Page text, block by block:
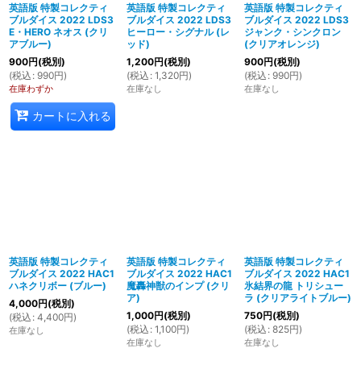
英語版 特製コレクティ
ブルダイス 2022 LDS3
E・HERO ネオス (クリ
アブルー)
900円(税別)
(税込 : 990円)
在庫わずか
カートに入れる
英語版 特製コレクティ
ブルダイス 2022 LDS3
ヒーロー・シグナル (レ
ッド)
1,200円(税別)
(税込 : 1,320円)
在庫なし
英語版 特製コレクティ
ブルダイス 2022 LDS3
ジャンク・シンクロン
(クリアオレンジ)
900円(税別)
(税込 : 990円)
在庫なし
英語版 特製コレクティ
ブルダイス 2022 HAC1
ハネクリボー (ブルー)
4,000円(税別)
(税込 : 4,400円)
在庫なし
英語版 特製コレクティ
ブルダイス 2022 HAC1
魔轟神獣のインプ (クリ
ア)
1,000円(税別)
(税込 : 1,100円)
在庫なし
英語版 特製コレクティ
ブルダイス 2022 HAC1
氷結界の龍 トリシュー
ラ (クリアライトブルー)
750円(税別)
(税込 : 825円)
在庫なし